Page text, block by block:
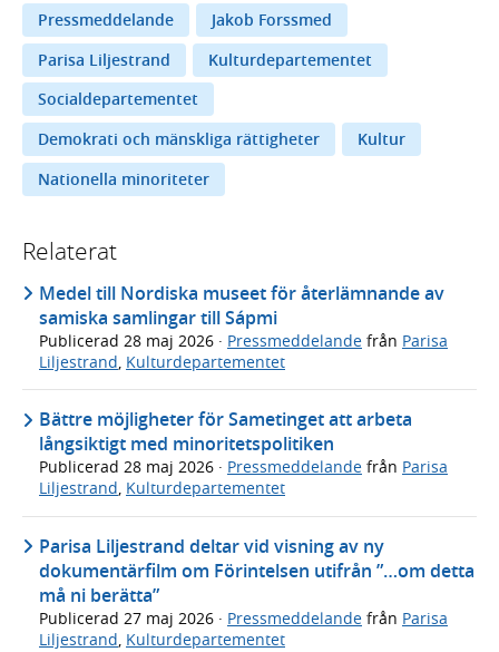
Pressmeddelande
Jakob Forssmed
Parisa Liljestrand
Kulturdepartementet
Socialdepartementet
Demokrati och mänskliga rättigheter
Kultur
Nationella minoriteter
Relaterat
Medel till Nordiska museet för återlämnande av
samiska samlingar till Sápmi
Publicerad 28 maj 2026 · Pressmeddelande från Parisa
Liljestrand Kulturdepartementet
Bättre möjligheter för Sametinget att arbeta
långsiktigt med minoritetspolitiken
Publicerad 28 maj 2026 · Pressmeddelande från Parisa
Liljestrand, Kulturdepartementet
Parisa Liljestrand deltar vid visning av ny
dokumentärfilm om Förintelsen utifrån ”…om detta
må ni berätta”
Publicerad 27 maj 2026 · Pressmeddelande från Parisa
Liljestrand, Kulturdepartementet